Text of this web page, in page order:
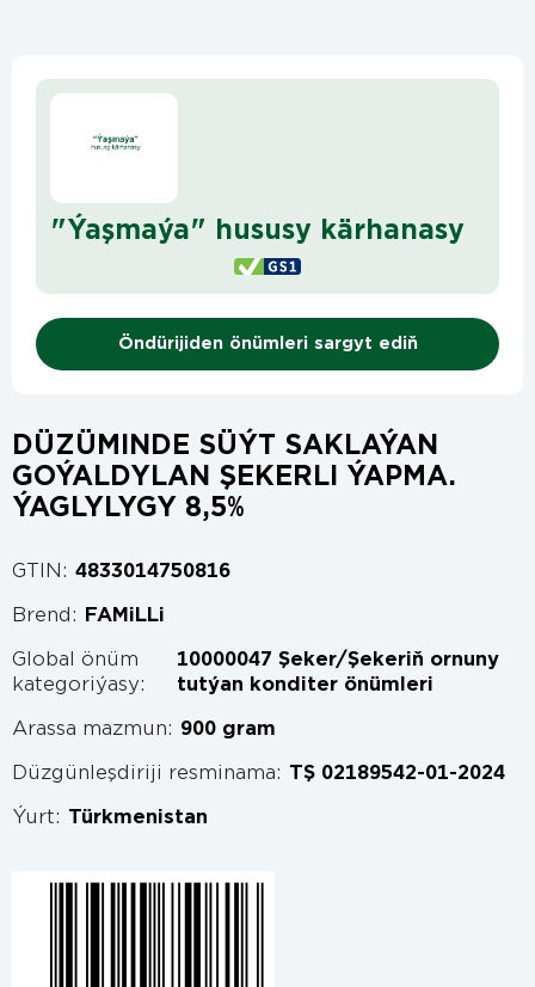
"Ýaşmaýa" hususy kärhanasy
Öndürijiden önümleri sargyt ediň
DÜZÜMINDE SÜÝT SAKLAÝAN
GOÝALDYLAN ŞEKERLI ÝAPMA.
ÝAGLYLYGY 8,5%
GTIN: 4833014750816
Brend: FAMiLLi
Global önüm
kategoriýasy:
10000047 Şeker/Şekeriň ornuny
tutýan konditer önümleri
Arassa mazmun: 900 gram
Düzgünleşdiriji resminama: TŞ 02189542-01-2024
Ýurt: Türkmenistan